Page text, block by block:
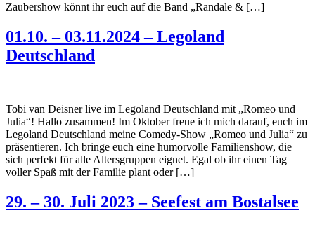
Zaubershow könnt ihr euch auf die Band „Randale & […]
01.10. – 03.11.2024 – Legoland
Deutschland
Tobi van Deisner live im Legoland Deutschland mit „Romeo und
Julia“! Hallo zusammen! Im Oktober freue ich mich darauf, euch im
Legoland Deutschland meine Comedy-Show „Romeo und Julia“ zu
präsentieren. Ich bringe euch eine humorvolle Familienshow, die
sich perfekt für alle Altersgruppen eignet. Egal ob ihr einen Tag
voller Spaß mit der Familie plant oder […]
29. – 30. Juli 2023 – Seefest am Bostalsee